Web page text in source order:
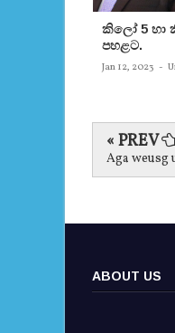
කිලෝ 5 හා
පහළට.
Jan 12, 2023 -
« PREV
Aga weusg
ABOUT US